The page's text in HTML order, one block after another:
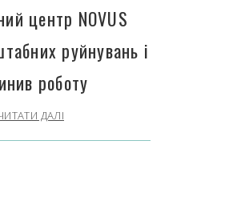
центр NOVUS
руйнувань і
роботу
ДАЛІ